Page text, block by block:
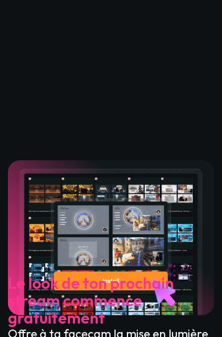
Le look de ton prochain
stream commence
gratuitement
Offre à ta facecam la mise en lumière